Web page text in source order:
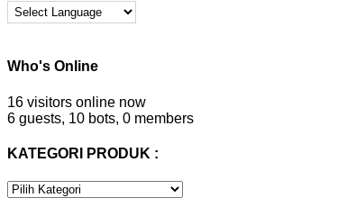
Who's Online
16 visitors online now
6 guests, 10 bots, 0 members
KATEGORI PRODUK :
KATEGORI